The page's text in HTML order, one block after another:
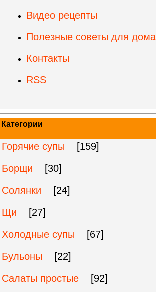
Видео рецепты
Полезные советы для дома
Контакты
RSS
Категории
Горячие супы
[159]
Борщи
[30]
Солянки
[24]
Щи
[27]
Холодные супы
[67]
Бульоны
[22]
Салаты простые
[92]